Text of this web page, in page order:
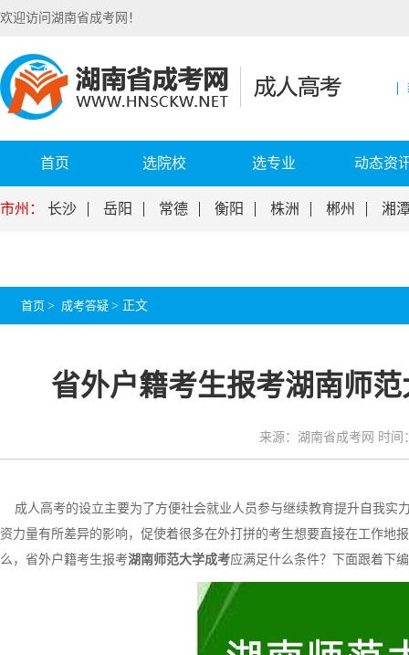
欢迎访问湖南省成考网！
首页 选院校 选专业 动态资
市州： 长沙 岳阳 常德 衡阳 株洲 郴州 湘
首页 > 成考答疑 > 正文
省外户籍考生报考湖南师
来源：湖南省成考网 时间
成人高考的设立主要为了方便社会就业人员参与继续教育提升自我实
资力量有所差异的影响，促使着很多在外打拼的考生想要直接在工作地
么，省外户籍考生报考湖南师范大学成考应满足什么条件？下面跟着下